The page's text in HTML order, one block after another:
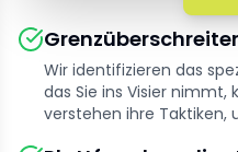
Wir identifizieren das
das Sie ins Visier
verstehen ihre Taktiken,